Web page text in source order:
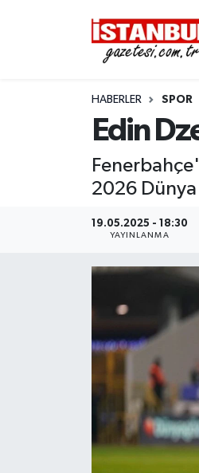
HABERLER SPOR
Edin
2026 Dünya
19.05.2025 - 18:30
YAYINLANMA
EKONOMİ
İSTANBUL
MAGAZİN
KÜLTÜR SANAT
SAĞLIK
BİLİM VE TEKNOLOJİ
OTOMOBİL
Nöbetçi Eczaneler
Hava Durumu
Trafik Durumu
Süper Lig Puan Durumu
Tüm Manşetler
Son Dakika Haberleri
Haber Arşivi